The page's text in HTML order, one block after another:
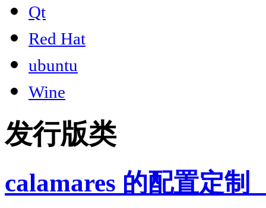
Qt
Red Hat
ubuntu
Wine
发行版类
calamares 的配置定制